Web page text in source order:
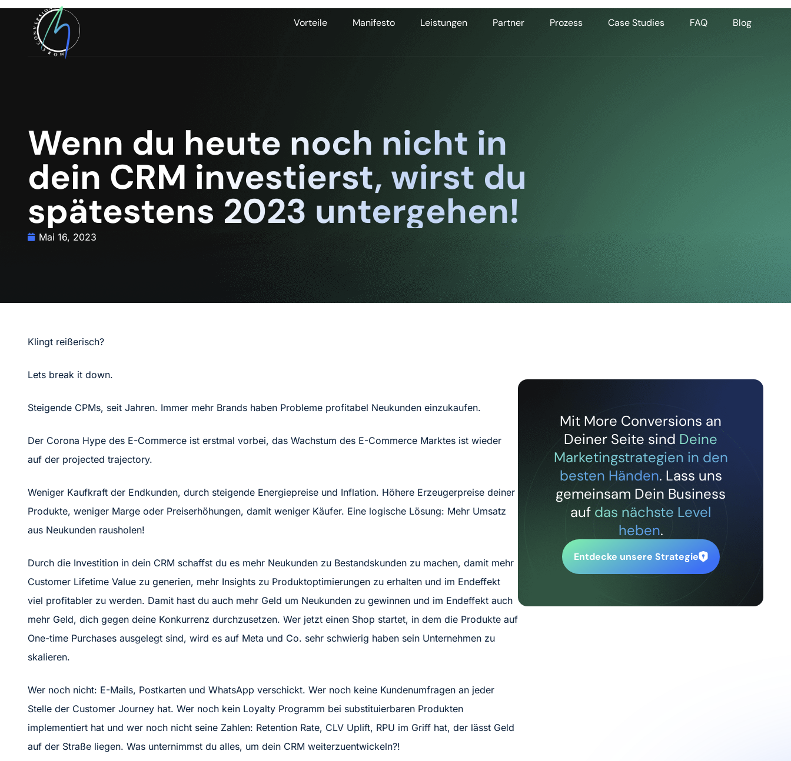
Vorteile Manifesto Leistungen Partner Prozess Case Studies FAQ Blog
Wenn du heute noch nicht in
dein CRM investierst, wirst du
spätestens 2023 untergehen!
Mai 16, 2023
Klingt reißerisch?
Lets break it down.
Steigende CPMs, seit Jahren. Immer mehr Brands haben Probleme profitabel Neukunden einzukaufen.
Der Corona Hype des E-Commerce ist erstmal vorbei, das Wachstum des E-Commerce Marktes ist wieder
auf der projected trajectory.
Weniger Kaufkraft der Endkunden, durch steigende Energiepreise und Inflation. Höhere Erzeugerpreise deiner
Produkte, weniger Marge oder Preiserhöhungen, damit weniger Käufer. Eine logische Lösung: Mehr Umsatz
aus Neukunden rausholen!
Durch die Investition in dein CRM schaffst du es mehr Neukunden zu Bestandskunden zu machen, damit mehr
Customer Lifetime Value zu generien, mehr Insights zu Produktoptimierungen zu erhalten und im Endeffekt
viel profitabler zu werden. Damit hast du auch mehr Geld um Neukunden zu gewinnen und im Endeffekt auch
mehr Geld, dich gegen deine Konkurrenz durchzusetzen. Wer jetzt einen Shop startet, in dem die Produkte auf
One-time Purchases ausgelegt sind, wird es auf Meta und Co. sehr schwierig haben sein Unternehmen zu
skalieren.
Wer noch nicht: E-Mails, Postkarten und WhatsApp verschickt. Wer noch keine Kundenumfragen an jeder
Stelle der Customer Journey hat. Wer noch kein Loyalty Programm bei substituierbaren Produkten
implementiert hat und wer noch nicht seine Zahlen: Retention Rate, CLV Uplift, RPU im Griff hat, der lässt Geld
auf der Straße liegen. Was unternimmst du alles, um dein CRM weiterzuentwickeln?!
Mit More Conversions an
Deiner Seite sind Deine
Marketingstrategien in den
besten Händen. Lass uns
gemeinsam Dein Business
auf das nächste Level
heben.
Entdecke unsere Strategie